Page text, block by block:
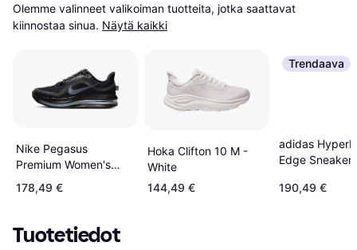
Olemme valinneet valikoiman tuotteita, jotka saattavat
kiinnostaa sinua. Näytä kaikki
Nike Pegasus
Premium Women's
Road Running Shoes -
Black
178,49 €
Hoka Clifton 10 M -
White
144,49 €
Trendaava
adidas
Edge
Ruby/Zero
190,49 €
Tuotetiedot